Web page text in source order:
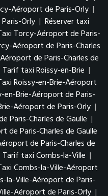
Aéroport de Paris-Orly |
Orly | Réserver taxi
Torcy-Aéroport de Paris-
Aéroport de Paris-Charles
de Paris-Charles de
Tarif taxi Roissy-en-Brie |
Roissy-en-Brie-Aéroport
en-Brie-Aéroport de Paris-
Aéroport de Paris-Orly |
Paris-Charles de Gaulle |
de Paris-Charles de Gaulle
de Paris-Charles de
Tarif taxi Combs-la-Ville |
Combs-la-Ville-Aéroport
la-Ville-Aéroport de Paris-
Aéroport de Paris-Orly |